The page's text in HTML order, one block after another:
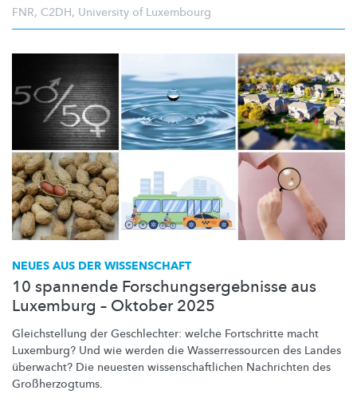
FNR, C2DH, University of Luxembourg
NEUES AUS DER WISSENSCHAFT
10 spannende Forschungsergebnisse aus
Luxemburg – Oktober 2025
Gleichstellung der Geschlechter: welche Fortschritte macht
Luxemburg? Und wie werden die Wasserressourcen des Landes
überwacht? Die neuesten wissenschaftlichen Nachrichten des
Großherzogtums.